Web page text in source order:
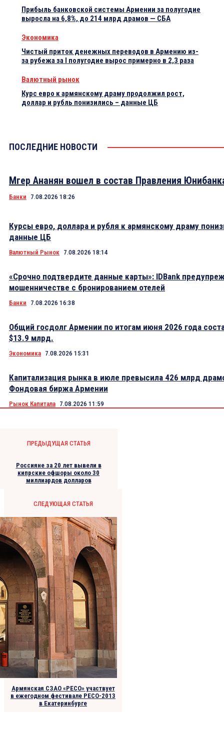
Прибыль банковской системы Армении за полугодие
выросла на 6,8%, до 214 млрд драмов — СБА
Экономика
Чистый приток денежных переводов в Армению из-
за рубежа за I полугодие вырос примерно в 2,3 раза
Валютный рынок
Курс евро к армянскому драму продолжил рост,
доллар и рубль понизились – данные ЦБ
ПОСЛЕДНИЕ НОВОСТИ
Мгер Ананян вошел в состав Правления
Банки 7.08.2026 18:26
Курсы евро, доллара и рубля к армянскому драму
данные ЦБ
Валютный Рынок 7.08.2026 18:14
«Срочно подтвердите данные карты»: IDBank
мошенничестве с бронированием отелей
Банки 7.08.2026 16:38
Общий госдолг Армении по итогам июня 2026 года
$13.9 млрд.
Экономика 7.08.2026 15:31
Капитализация рынка в июле превысила 426 млрд
Фондовая биржа Армении
Рынок Капитала 7.08.2026 11:59
ПРЕДЫДУЩАЯ СТАТЬЯ
Россияне за 20 лет вывели в
кипрские офшоры около 30
миллиардов долларов
СЛЕДУЮЩАЯ СТАТЬЯ
Армянская СЗАО «РЕСО» участвует
в ежегодном фестивале РЕСО-2013
в Екатеринбурге